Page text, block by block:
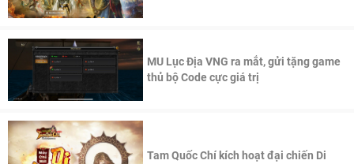
MU Lục Địa VNG ra mắt, gửi tặng game
thủ bộ Code cực giá trị
Tam Quốc Chí kích hoạt đại chiến Di